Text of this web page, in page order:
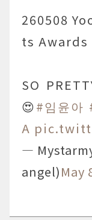
260508
ts
SO
😍#임윤아
A
—
angel)May